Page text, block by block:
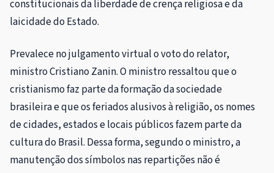
constitucionais da liberdade de crença religiosa e da
laicidade do Estado.
Prevalece no julgamento virtual o voto do relator,
ministro Cristiano Zanin. O ministro ressaltou que o
cristianismo faz parte da formação da sociedade
brasileira e que os feriados alusivos à religião, os nomes
de cidades, estados e locais públicos fazem parte da
cultura do Brasil. Dessa forma, segundo o ministro, a
manutenção dos símbolos nas repartições não é